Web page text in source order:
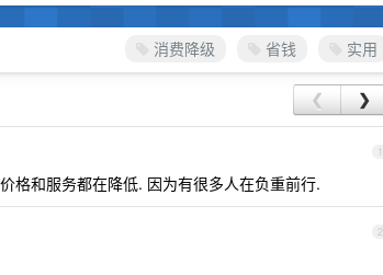
消费降级 省钱 实用
❮ ❯
1
格和服务都在降低. 因为有很多人在负重前行.
2